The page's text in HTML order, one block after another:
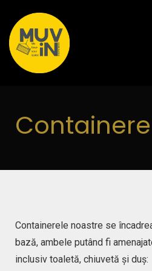
Containerele noastre se
bază, ambele putând fi
inclusiv toaletă, chiuvetă și duș: